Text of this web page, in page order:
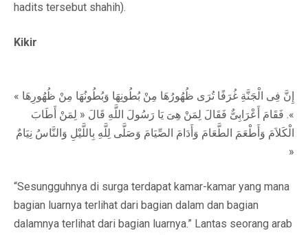
hadits tersebut shahih).
Kikir
« إِنَّ فِى الْجَنَّةِ غُرَفًا تُرَى ظُهُورُهَا مِنْ بُطُونِهَا وَبُطُونُهَا مِنْ ظُهُورِهَا
». فَقَامَ أَعْرَابِىٌّ فَقَالَ لِمَنْ هِىَ يَا رَسُولَ اللَّهِ قَالَ « لِمَنْ أَطَابَ
الْكَلاَمَ وَأَطْعَمَ الطَّعَامَ وَأَدَامَ الصِّيَامَ وَصَلَّى لِلَّهِ بِاللَّيْلِ وَالنَّاسُ نِيَامٌ
»
“Sesungguhnya di surga terdapat kamar-kamar yang mana
bagian luarnya terlihat dari bagian dalam dan bagian
dalamnya terlihat dari bagian luarnya.” Lantas seorang arab